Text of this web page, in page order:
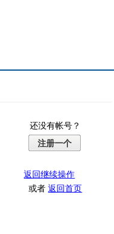
还没有帐号？
注册一个
返回继续操作
或者返回首页